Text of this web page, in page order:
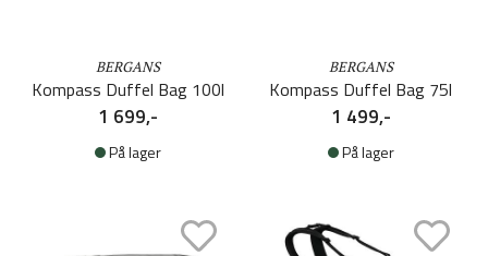
BERGANS
Kompass Duffel Bag 100l
1 699,-
På lager
BERGANS
Kompass Duffel Bag 75l
1 499,-
På lager